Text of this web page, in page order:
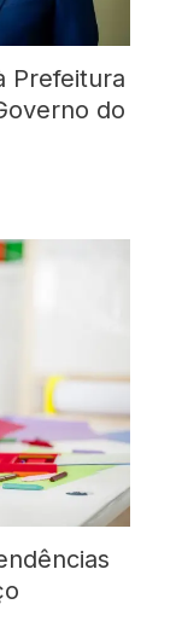
Prefeitura
do